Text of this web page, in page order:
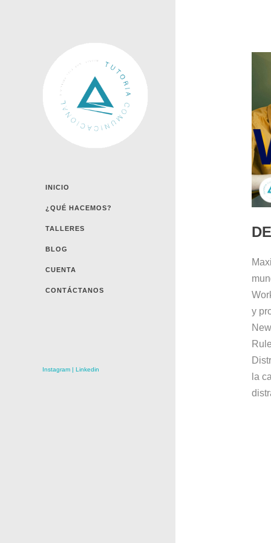
INICIO
¿QUÉ HACEMOS?
TALLERES
BLOG
CUENTA
CONTÁCTANOS
Instagram | Linkedin
y
la